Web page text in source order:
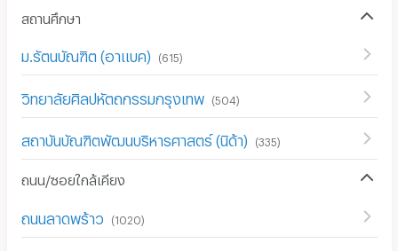
สถานศึกษา
ม.รัตนบัณฑิต (อาแบค) (615)
วิทยาลัยศิลปหัตถกรรมกรุงเทพ (504 )
สถาบันบัณฑิตพัฒนบริหารศาสตร์ (นิด้า) (335)
ถนน/ซอยใกล้เคียง
ถนนลาดพร้าว (1020)